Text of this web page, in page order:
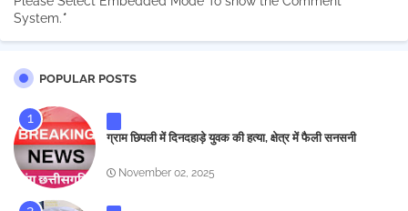
System.*
POPULAR POSTS
ग्राम छिपली में दिनदहाड़े युवक की हत्या, क्षेत्र में फैली सनसनी
November 02, 2025